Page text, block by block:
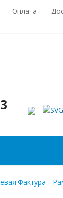
Оплата
Фактура -